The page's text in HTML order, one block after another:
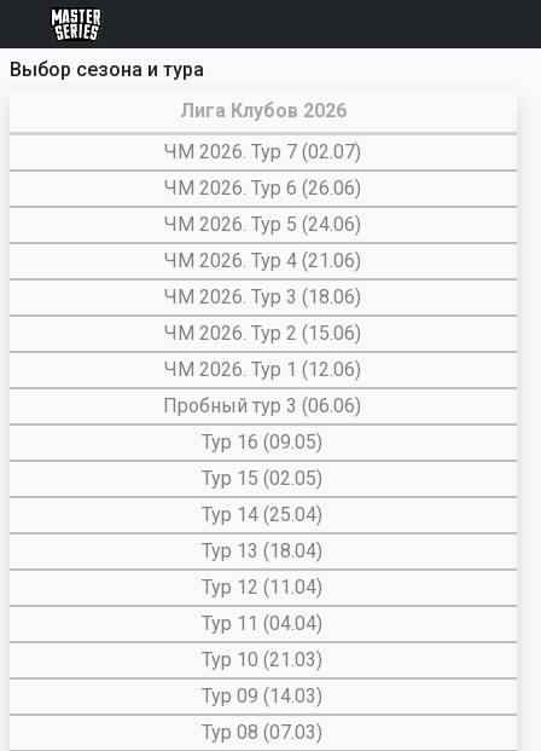
Выбор сезона и тура
Лига Клубов 2026
ЧМ 2026. Тур 7 (02.07)
ЧМ 2026. Тур 6 (26.06)
ЧМ 2026. Тур 5 (24.06)
ЧМ 2026. Тур 4 (21.06)
ЧМ 2026. Тур 3 (18.06)
ЧМ 2026. Тур 2 (15.06)
ЧМ 2026. Тур 1 (12.06)
Пробный тур 3 (06.06)
Тур 16 (09.05)
Тур 15 (02.05)
Тур 14 (25.04)
Тур 13 (18.04)
Тур 12 (11.04)
Тур 11 (04.04)
Тур 10 (21.03)
Тур 09 (14.03)
Тур 08 (07.03)